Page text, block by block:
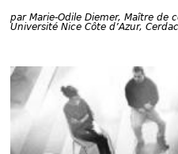
par Marie-Odile Diemer, Maître de
Université Nice Côte d’Azur,